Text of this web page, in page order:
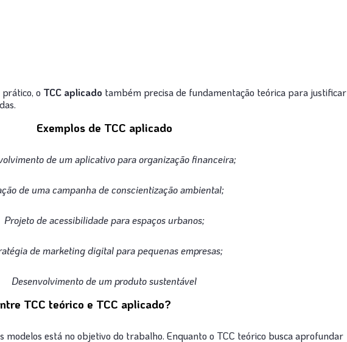
prático, o TCC aplicado também precisa de fundamentação teórica para justificar
Exemplos de TCC aplicado
de um aplicativo para organização financeira;
de uma campanha de conscientização ambiental;
Projeto de acessibilidade para espaços urbanos;
de marketing digital para pequenas empresas;
Desenvolvimento de um produto sustentável
TCC teórico e TCC aplicado?
modelos está no objetivo do trabalho. Enquanto o TCC teórico busca aprofundar